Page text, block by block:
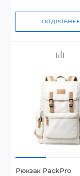
ПОДРОБНЕЕ
Рюкзак PackPro